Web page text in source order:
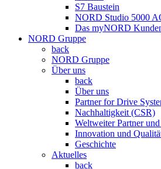
S7 Baustein
NORD Studio 5000
Das myNORD
NORD Gruppe
back
NORD Gruppe
Über uns
back
Über uns
Partner for Drive
Nachhaltigkeit (CSR)
Weltweiter Partner
Innovation und
Geschichte
Aktuelles
back